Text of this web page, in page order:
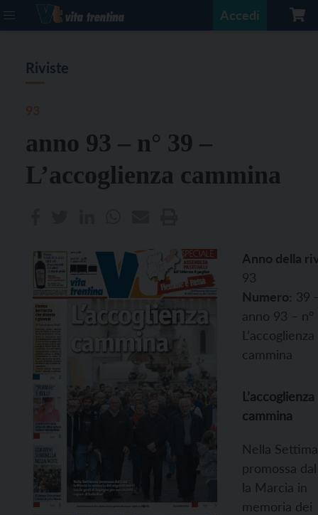
Accedi
Riviste
anno 93 – n° 39 –
L’accoglienza cammina
Anno della
93
Numero: 39 -
anno 93 – n°
L’accoglienza
cammina
L’accoglienza
cammina
Nella
promossa
la Marcia in
memoria dei